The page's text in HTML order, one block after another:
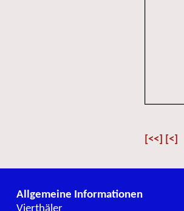
[<<] [<]
Allgemeine Informationen